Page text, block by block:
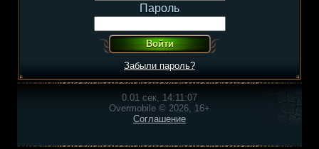
Пароль
Забыли пароль?
0.01 сек, 14:11:07
Overmobile © 2026, 16+
Соглашение